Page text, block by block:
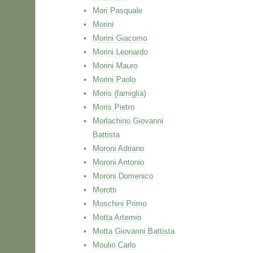
Mori Pasquale
Morini
Morini Giacomo
Morini Leonardo
Morini Mauro
Morini Paolo
Moris (famiglia)
Moris Pietro
Morlachino Giovanni
Battista
Moroni Adriano
Moroni Antonio
Moroni Domenico
Morotti
Moschini Primo
Motta Artemio
Motta Giovanni Battista
Moulin Carlo